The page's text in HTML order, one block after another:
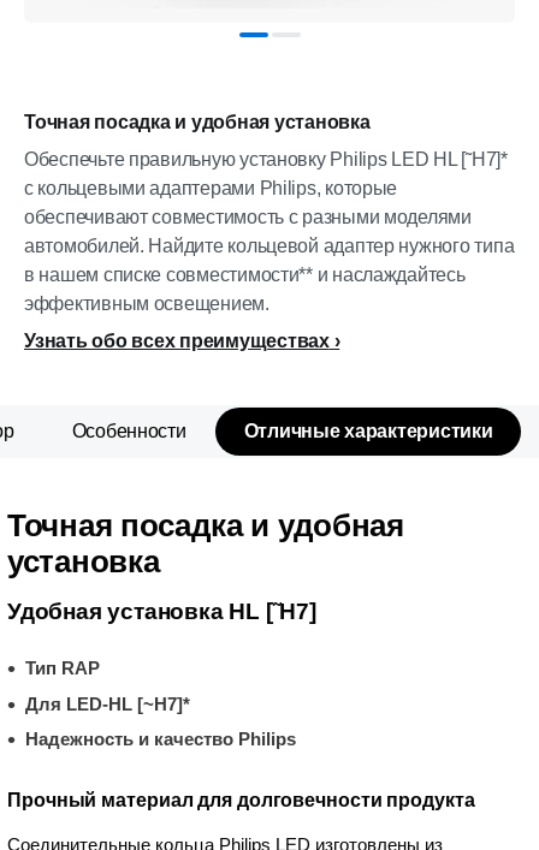
Точная посадка и удобная установка
Обеспечьте правильную установку Philips LED HL [˜H7]*
с кольцевыми адаптерами Philips, которые
обеспечивают совместимость с разными моделями
автомобилей. Найдите кольцевой адаптер нужного типа
в нашем списке совместимости** и наслаждайтесь
эффективным освещением.
Узнать обо всех преимуществах
Особенности Отличные характеристики
Точная посадка и удобная
установка
Удобная установка HL [˜H7]
Тип RAP
Для LED-HL [~H7]*
Надежность и качество Philips
Прочный материал для долговечности продукта
Соединительные кольца Philips LED изготовлены из